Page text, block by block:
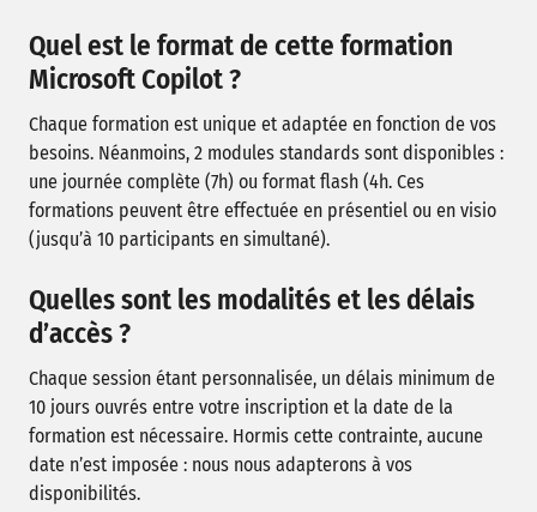
Quel est le format de cette formation
Microsoft Copilot ?
Chaque formation est unique et adaptée en fonction de vos
besoins. Néanmoins, 2 modules standards sont disponibles :
une journée complète (7h) ou format flash (4h. Ces
formations peuvent être effectuée en présentiel ou en visio
(jusqu’à 10 participants en simultané).
Quelles sont les modalités et les délais
d’accès ?
Chaque session étant personnalisée, un délais minimum de
10 jours ouvrés entre votre inscription et la date de la
formation est nécessaire. Hormis cette contrainte, aucune
date n’est imposée : nous nous adapterons à vos
disponibilités.